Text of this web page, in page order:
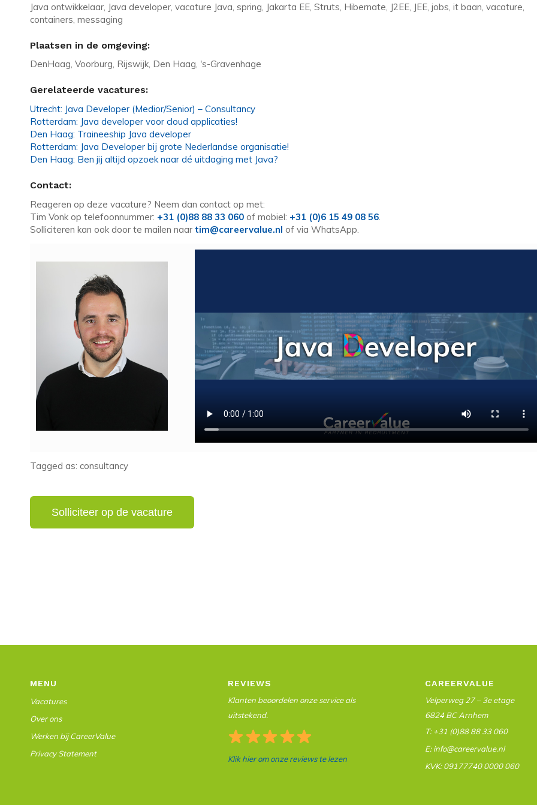
Java ontwikkelaar, Java developer, vacature Java, spring, Jakarta EE, Struts, Hibernate, J2EE, JEE, jobs, it baan, vacature,
containers, messaging
Plaatsen in de omgeving:
DenHaag, Voorburg, Rijswijk, Den Haag, 's-Gravenhage
Gerelateerde vacatures:
Utrecht: Java Developer (Medior/Senior) – Consultancy
Rotterdam: Java developer voor cloud applicaties!
Den Haag: Traineeship Java developer
Rotterdam: Java Developer bij grote Nederlandse organisatie!
Den Haag: Ben jij altijd opzoek naar dé uitdaging met Java?
Contact:
Reageren op deze vacature? Neem dan contact op met:
Tim Vonk op telefoonnummer: +31 (0)88 88 33 060 of mobiel: +31 (0)6 15 49 08 56.
Solliciteren kan ook door te mailen naar tim@careervalue.nl of via WhatsApp.
Tagged as: consultancy
MENU
Vacatures
Over ons
Werken bij CareerValue
Privacy Statement
REVIEWS
Klanten beoordelen onze service als
uitstekend.
Klik hier om onze reviews te lezen
CAREERVALUE
Velperweg 27 – 3e etage
6824 BC Arnhem
T: +31 (0)88 88 33 060
E: info@careervalue.nl
KVK: 09177740 0000 060